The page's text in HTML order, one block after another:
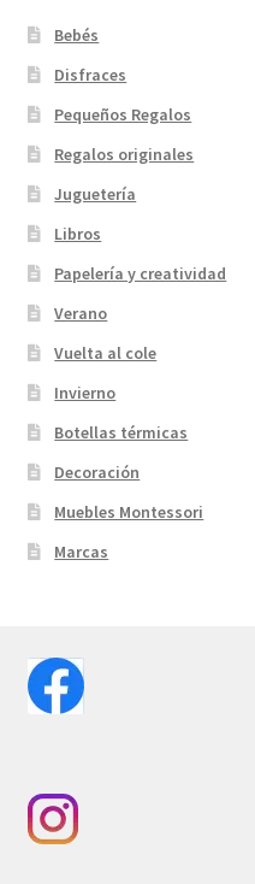
Bebés
Disfraces
Pequeños Regalos
Regalos originales
Juguetería
Libros
Papelería y creatividad
Verano
Vuelta al cole
Invierno
Botellas térmicas
Decoración
Muebles Montessori
Marcas